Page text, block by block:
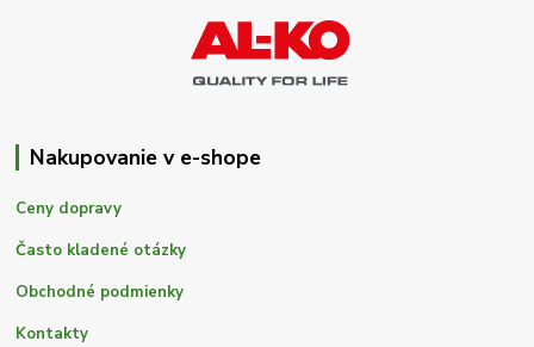
Nakupovanie v e-shope
Ceny dopravy
Často kladené otázky
Obchodné podmienky
Kontakty